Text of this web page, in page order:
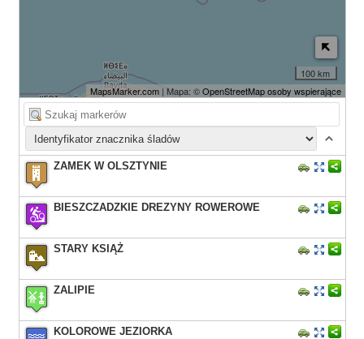
100 km
MapsMarker.com| Mapa: ©OpenStreetMap osoby wspierające
ZAMEK W OLSZTYNIE
BIESZCZADZKIE DREZYNY ROWEROWE
STARY KSIĄŻ
ZALIPIE
KOLOROWE JEZIORKA